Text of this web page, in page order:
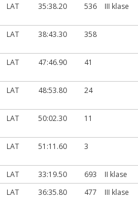
LAT 35:38.20 536 III klase
LAT 38:43.30 358
LAT 47:46.90 41
LAT 48:53.80 24
LAT 50:02.30 11
LAT 51:11.60 3
LAT 33:19.50 693
II klase
LAT 36:35.80 477 III klase